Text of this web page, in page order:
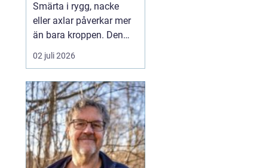
Smärta i rygg, nacke
eller axlar påverkar mer
än bara kroppen. Den
kan störa sömnen, göra
det svårt att koncentrera
energin från allt som
annars brukar kännas
roligt. Många vänjer sig
successivt vid värken
och tänker att den går ...
02 juli 2026